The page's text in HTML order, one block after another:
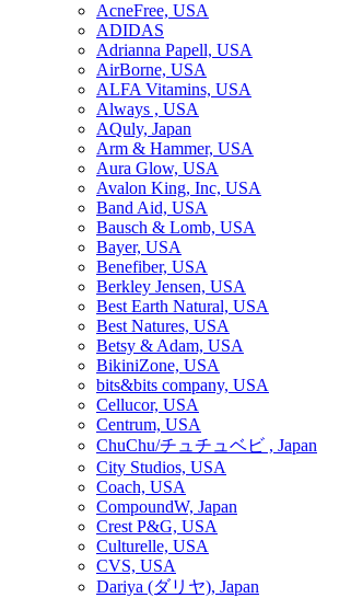
AcneFree, USA
ADIDAS
Adrianna Papell, USA
AirBorne, USA
ALFA Vitamins, USA
Always , USA
AQuly, Japan
Arm & Hammer, USA
Aura Glow, USA
Avalon King, Inc, USA
Band Aid, USA
Bausch & Lomb, USA
Bayer, USA
Benefiber, USA
Berkley Jensen, USA
Best Earth Natural, USA
Best Natures, USA
Betsy & Adam, USA
BikiniZone, USA
bits&bits company, USA
Cellucor, USA
Centrum, USA
ChuChu/チュチュベビ , Japan
City Studios, USA
Coach, USA
CompoundW, Japan
Crest P&G, USA
Culturelle, USA
CVS, USA
Dariya (ダリヤ), Japan